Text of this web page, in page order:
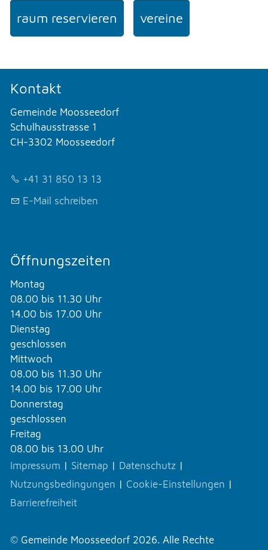
raum reservieren vereine
Kontakt
Gemeinde Moosseedorf
Schulhausstrasse 1
CH-3302 Moosseedorf
+41 31 850 13 13
E-Mail schreiben
Öffnungszeiten
Montag
08.00 bis 11.30 Uhr
14.00 bis 17.00 Uhr
Dienstag
geschlossen
Mittwoch
08.00 bis 11.30 Uhr
14.00 bis 17.00 Uhr
Donnerstag
geschlossen
Freitag
08.00 bis 13.00 Uhr
Impressum | Sitemap | Datenschutz |
Nutzungsbedingungen | Cookie-Einstellungen |
Barrierefreiheit
© Gemeinde Moosseedorf 2026. Alle Rechte